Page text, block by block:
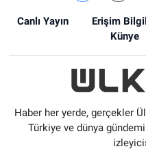
Canlı Yayın Erişim
Künye
Haber her yerde, gerçekler
Türkiye ve dünya